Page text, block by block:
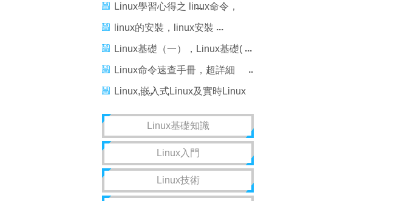
用命令，linux常用命令
Linux學習心得之 linux命令，
linux學習心得命令
linux的安裝，linux安裝
Linux基礎（一），Linux基礎(
Linux命令速查手冊，超詳細
Linux命令教程，linux速查手冊
Linux,嵌入式Linux及實時Linux
的概念
Linux基礎知識
Linux入門
Linux技術